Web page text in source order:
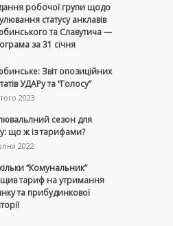
робочої групи щодо
статусу анклавів
та Славутича —
за 31 січня
Звіт опозиційних
УДАРу та “Голосу”
2023
сезон для
що ж із тарифами?
2022
“Комунальник”
тариф на утримання
та прибудинкової